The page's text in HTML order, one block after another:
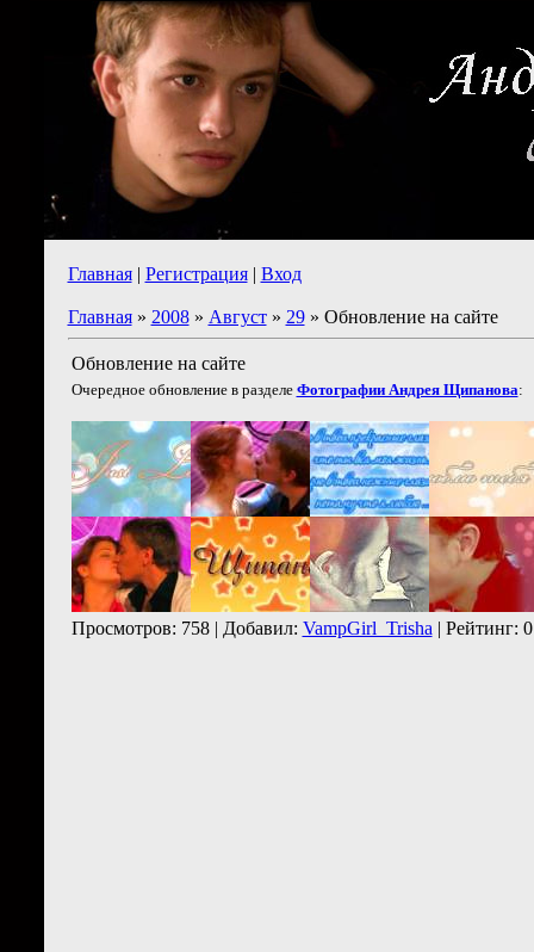
Главная| Регистрация| Вход
Главная» 2008 » Август » 29» Обновление на сайте
Обновление на сайте
Очередное обновление в разделе Фотографии Андрея Щипанова:
Просмотров: 758 | Добавил: VampGirl_Trisha | Рейтинг: